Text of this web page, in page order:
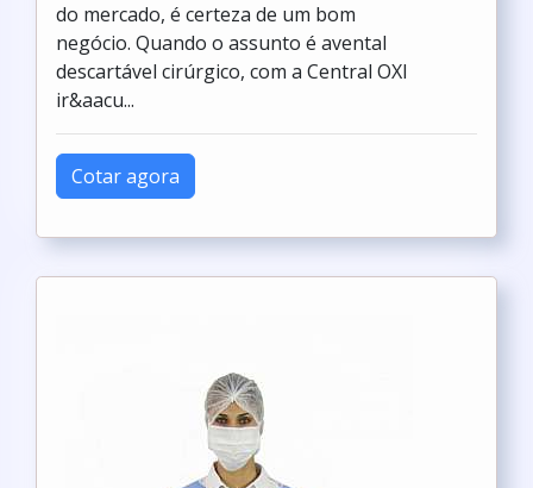
do mercado, é certeza de um bom
negócio. Quando o assunto é avental
descartável cirúrgico, com a Central OXI
ir&aacu...
Cotar agora